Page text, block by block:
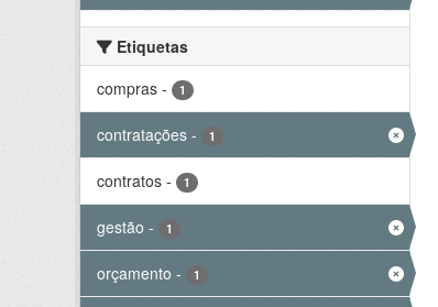
Etiquetas
compras - 1
contratações - 1
contratos - 1
gestão - 1
orçamento - 1